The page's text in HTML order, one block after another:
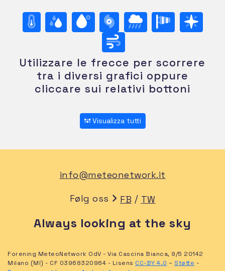
Utilizzare le frecce per scorrere
tra i diversi grafici oppure
cliccare sui relativi bottoni
Visualizza tutti
info@meteonetwork.it
Følg oss FB / TW
Always looking at the sky
Forening MeteoNetwork OdV - Via Cascina Bianca, 9/5 20142
Milano (MI) - CF 03968320964 - Lisens CC-BY 4.0 – Støtte -